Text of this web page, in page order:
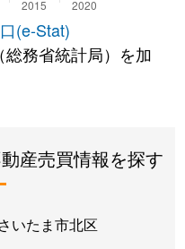
(e-Stat)
総務省統計局）を加
産売買情報を探す
さいたま市北区